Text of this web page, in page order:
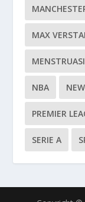
MAX
MENSTRUASI
NBA
PREMIER
SERIE A